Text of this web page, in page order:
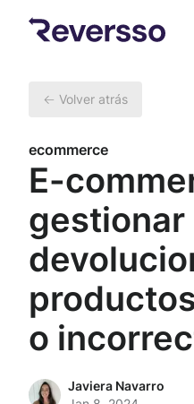
Volver atrás
ecommerce
E-
gestionar
o
Javiera Navarro